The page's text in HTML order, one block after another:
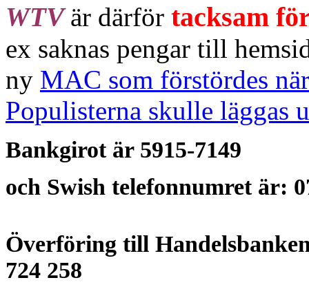
WTVär därför tacksam
ex saknas pengar till
ny MAC som förstördes
Populisterna skulle läggas
Bankgirot är 5915-7149
och Swish telefonnumret är:
Överföring till
724 258